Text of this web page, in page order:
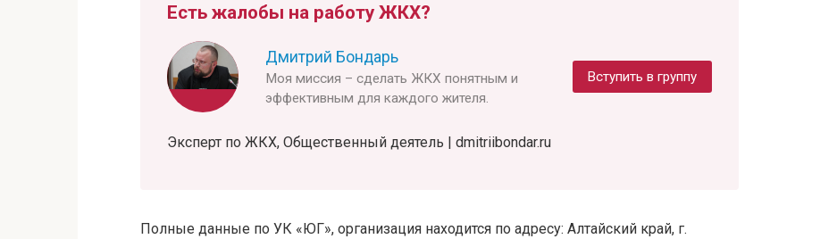
Есть жалобы на работу ЖКХ?
Дмитрий Бондарь
Моя миссия – сделать ЖКХ понятным и
эффективным для каждого жителя.
Вступить в группу
Эксперт по ЖКХ, Общественный деятель | dmitriibondar.ru
Полные данные по УК «ЮГ», организация находится по адресу: Алтайский край, г.